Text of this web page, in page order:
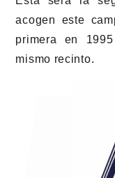
acogen este
primera en
mismo recinto.